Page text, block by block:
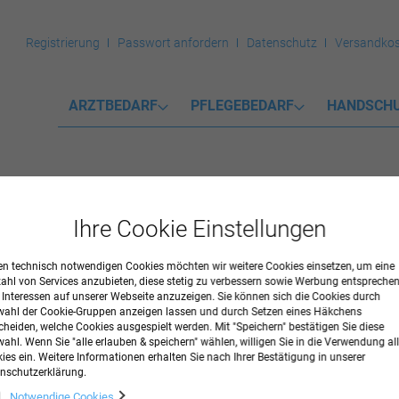
Registrierung Passwort anfordern Datenschutz
ARZTBEDARF PFLEGEBEDARF
HELENA Classic schwarz
von Simpex. Schwerlastleige mit durchgängem Rahmen und
Nr. 42 schwarz, 65 cm breit
Ihre Cookie Einstellungen
technisch notwendigen Cookies möchten wir weitere Cookies einsetzen, um eine
von Services anzubieten, diese stetig zu verbessern sowie Werbung
Interessen auf unserer Webseite anzuzeigen. Sie können sich die Cookies durch
der Cookie-Gruppen anzeigen lassen und durch Setzen eines Häkchens
welche Cookies ausgespielt werden. Mit "Speichern" bestätigen Sie diese
Wenn Sie "alle erlauben & speichern" wählen, willigen Sie in die Verwendung
ein. Weitere Informationen erhalten Sie nach Ihrer Bestätigung in unserer